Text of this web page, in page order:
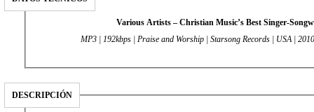
Various Artists – Christian Music’s Best Singer-
MP3 | 192kbps | Praise and Worship | Starsong Records | USA |
DESCRIPCIÓN